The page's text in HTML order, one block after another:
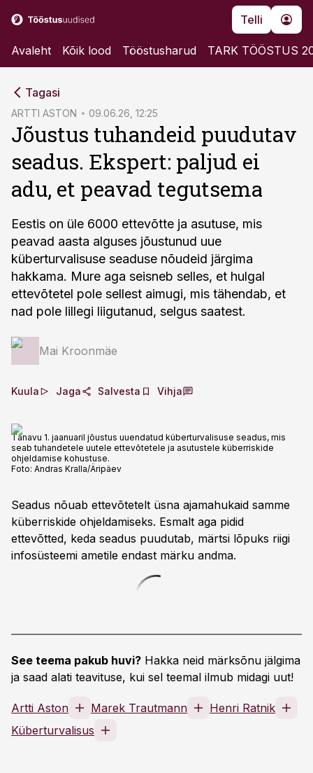
Telli
Avaleht Kõik lood Tööstusharud TARK TÖÖSTUS
Tagasi
ARTTI ASTON 09.06.26, 12:25
Jõustus tuhandeid puudutav
seadus. Ekspert: paljud ei
adu, et peavad tegutsema
Eestis on üle 6000 ettevõtte ja asutuse, mis
peavad aasta alguses jõustunud uue
küberturvalisuse seaduse nõudeid järgima
hakkama. Mure aga seisneb selles, et hulgal
ettevõtetel pole sellest aimugi, mis tähendab, et
nad pole lillegi liigutanud, selgus saatest.
Mai Kroonmäe
Kuula Jaga Salvesta Vihja
Tänavu 1. jaanuaril jõustus uuendatud küberturvalisuse seadus, mis
seab tuhandetele uutele ettevõtetele ja asutustele küberriskide
ohjeldamise kohustuse.
Foto: Andras Kralla/Äripäev
Seadus nõuab ettevõtetelt üsna ajamahukaid samme
küberriskide ohjeldamiseks. Esmalt aga pidid
ettevõtted, keda seadus puudutab, märtsi lõpuks riigi
infosüsteemi ametile endast märku andma.
See teema pakub huvi? Hakka neid märksõnu jälgima
ja saad alati teavituse, kui sel teemal ilmub midagi uut!
Artti Aston Marek Trautmann
Henri Ratnik
Küberturvalisus